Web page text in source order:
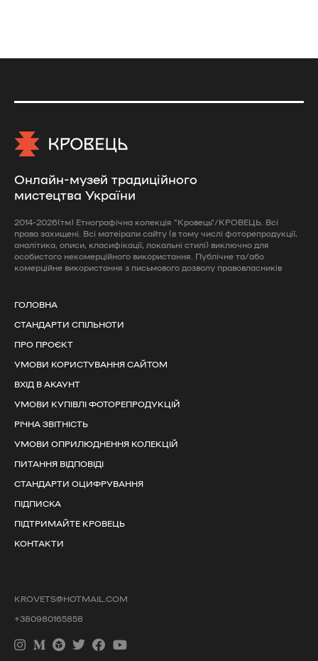
Онлайн-музей традиційного
мистецтва України
2014-2026(тм) Етнографічна колекція "Кровець"/КРОВЕЦЬ. Всі
права захищені. Всі матеірали сайту (в тому числі фоторепродукції,
аналітика, описи, класифікації, локальні стилі) виключно для
особистого некомерційного використання. Публічне та/або
комерційне використання з письмового дозволу правовласників
ГОЛОВНА
СТАНДАРТИ СПІЛЬНОТИ
ПРО ПРОЄКТ
УМОВИ КОРИСТУВАННЯ САЙТОМ
ВХІД В АКАУНТ
УМОВИ КУПІВЛІ ФОТОРЕПРОДУКЦІЙ
РІЧНА ЗВІТНІСТЬ
УМОВИ ОПРИЛЮДНЕННЯ КОЛЕКЦІЙ
ПИТАННЯ ВІДПОВІДІ
СТАНДАРТИ ОЦИФРУВАННЯ
ПІДПИСКА
ПІДТРИМАЙТЕ КРОВЕЦЬ
КОНТАКТИ
KROVETS@HOTMAIL.COM
+380980165858